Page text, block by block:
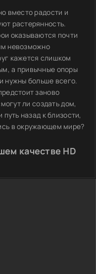
вместо радости и
растерянность.
оказываются почти
невозможно
кажется слишком
а привычные опоры
нужны больше всего.
заново
ли создать дом,
назад к близости,
в окружающем мире?
качестве HD